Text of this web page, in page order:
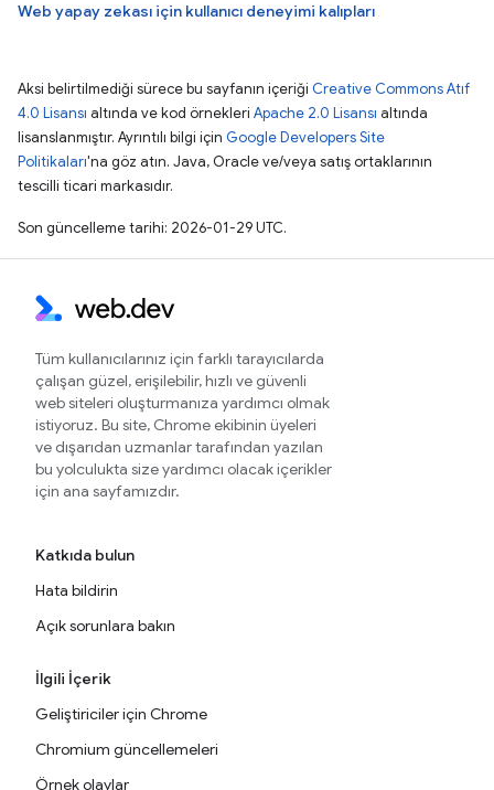
Web yapay zekası için kullanıcı deneyimi kalıpları
Aksi belirtilmediği sürece bu sayfanın içeriği Creative Commons Atıf
4.0 Lisansı altında ve kod örnekleri Apache 2.0 Lisansı altında
lisanslanmıştır. Ayrıntılı bilgi için Google Developers Site
Politikaları'na göz atın. Java, Oracle ve/veya satış ortaklarının
tescilli ticari markasıdır.
Son güncelleme tarihi: 2026-01-29 UTC.
Tüm kullanıcılarınız için farklı tarayıcılarda
çalışan güzel, erişilebilir, hızlı ve güvenli
web siteleri oluşturmanıza yardımcı olmak
istiyoruz. Bu site, Chrome ekibinin üyeleri
ve dışarıdan uzmanlar tarafından yazılan
bu yolculukta size yardımcı olacak içerikler
için ana sayfamızdır.
Katkıda bulun
Hata bildirin
Açık sorunlara bakın
İlgili İçerik
Geliştiriciler için Chrome
Chromium güncellemeleri
Örnek olaylar